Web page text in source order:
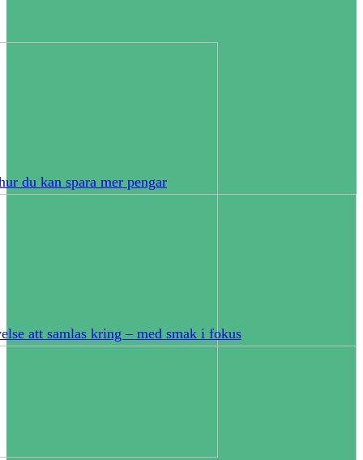
du kan spara mer pengar
att samlas kring – med smak i fokus